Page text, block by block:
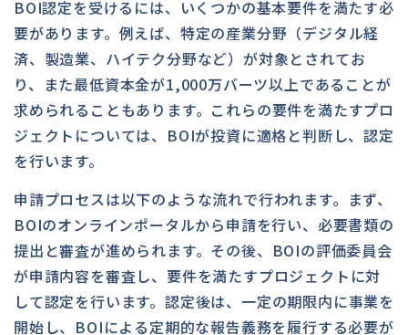
BOI認定を受けるには、いくつかの基本要件を満たす必
要があります。例えば、特定の産業分野（デジタル経
済、製造業、ハイテク分野など）が対象とされてお
り、また最低資本金が1,000万バーツ以上であることが
求められることもあります。これらの要件を満たすプロ
ジェクトについては、BOIが投資に適格と判断し、認定
を行います。
申請プロセスは以下のような流れで行われます。まず、
BOIのオンラインポータルから申請を行い、必要書類の
提出と審査が進められます。その後、BOIの評価委員会
が申請内容を審査し、要件を満たすプロジェクトに対
して認定を行います。認定後は、一定の期限内に事業を
開始し、BOIによる定期的な報告義務を履行する必要が